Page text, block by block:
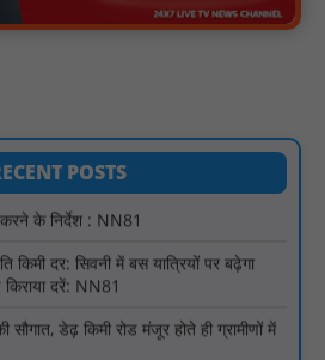
POSTS
स्थल का निरीक्षण कर अधिकारियों को
करने के निर्देश : NN81
किमी दर: सिवनी में बस यात्रियों पर बढ़ेगा
किराया दरें: NN81
डेढ़ किमी रोड मंजूर होते ही ग्रामीणों में
मनाया गया इमरान प्रतापगढ़ी जी का जन्मदिन